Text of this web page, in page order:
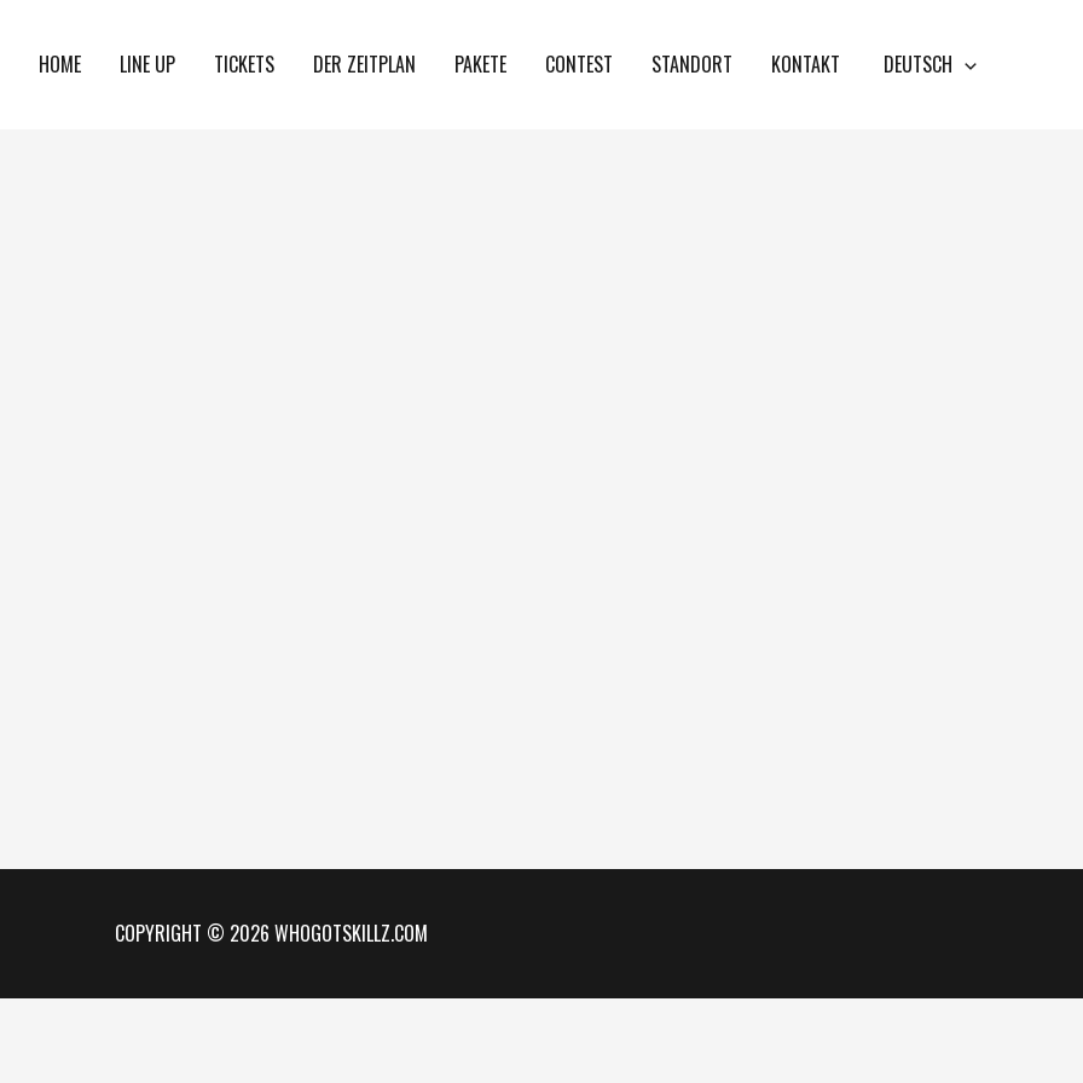
HOME LINE UP TICKETS DER ZEITPLAN PAKETE CONTEST STANDORT KONTAKT DEUTSCH
COPYRIGHT © 2026 WHOGOTSKILLZ.COM